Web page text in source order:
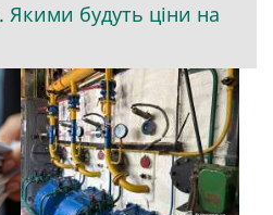
будуть ціни на